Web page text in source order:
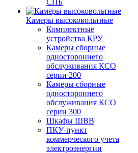
СПБ
Камеры высоковольтные
Комплектные
устройства КРУ
Камеры сборные
одностороннего
обслуживания КСО
серии 200
Камеры сборные
одностороннего
обслуживания КСО
серии 300
Шкафы ШВВ
ПКУ-пункт
коммерческого учета
электроэнергии